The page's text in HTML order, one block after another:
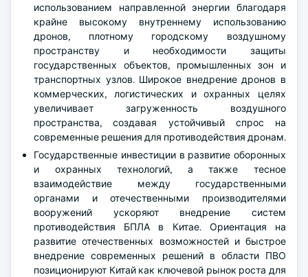
использованием направленной энергии благодаря
крайне высокому внутреннему использованию
дронов, плотному городскому воздушному
пространству и необходимости защиты
государственных объектов, промышленных зон и
транспортных узлов. Широкое внедрение дронов в
коммерческих, логистических и охранных целях
увеличивает загруженность воздушного
пространства, создавая устойчивый спрос на
современные решения для противодействия дронам.
Государственные инвестиции в развитие оборонных
и охранных технологий, а также тесное
взаимодействие между государственными
органами и отечественными производителями
вооружений ускоряют внедрение систем
противодействия БПЛА в Китае. Ориентация на
развитие отечественных возможностей и быстрое
внедрение современных решений в области ПВО
позиционируют Китай как ключевой рынок роста для